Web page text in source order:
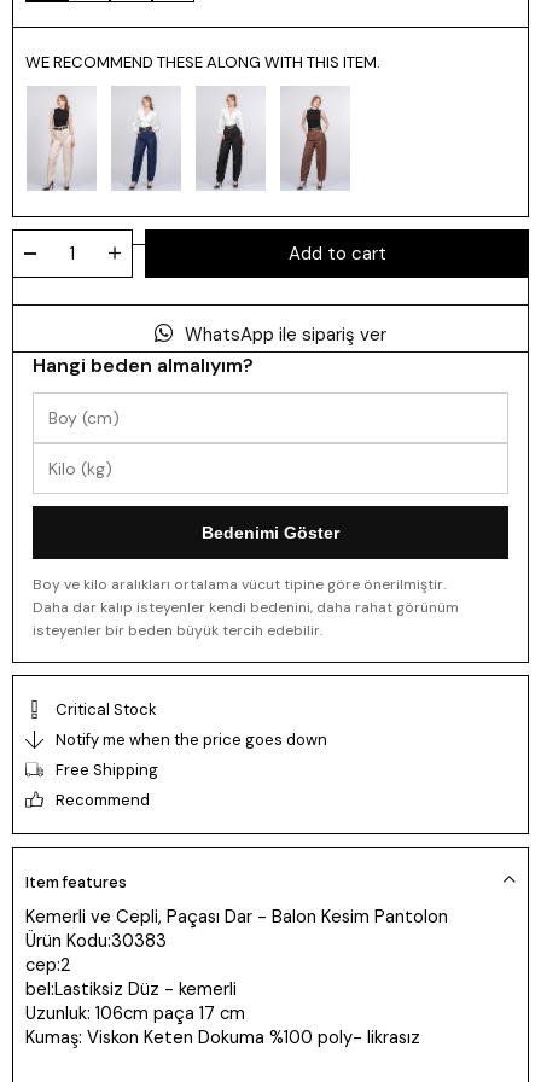
WE RECOMMEND THESE ALONG WITH THIS ITEM.
WhatsApp ile sipariş ver
Hangi beden almalıyım?
Bedenimi Göster
Boy ve kilo aralıkları ortalama vücut tipine göre önerilmiştir.
Daha dar kalıp isteyenler kendi bedenini, daha rahat görünüm
isteyenler bir beden büyük tercih edebilir.
Critical Stock
Notify me when the price goes down
Free Shipping
Recommend
Item features
Kemerli ve Cepli, Paçası Dar - Balon Kesim Pantolon
Ürün Kodu:30383
cep:2
bel:Lastiksiz Düz - kemerli
Uzunluk: 106cm paça 17 cm
Kumaş: Viskon Keten Dokuma %100 poly- likrasız